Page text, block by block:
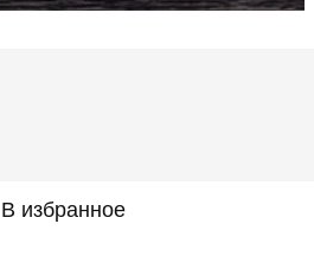
В избранное